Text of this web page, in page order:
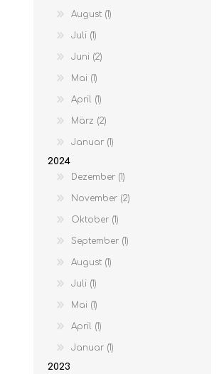
MARMELADEN
August (1)
Juli (1)
Juni (2)
Mai (1)
April (1)
März (2)
Januar (1)
2024
Dezember (1)
November (2)
Oktober (1)
September (1)
August (1)
Juli (1)
Mai (1)
April (1)
Januar (1)
2023